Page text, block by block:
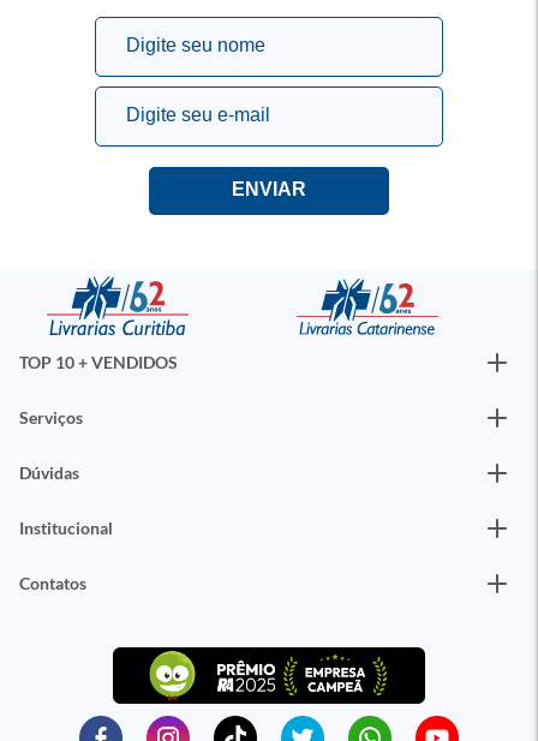
TOP 10 + VENDIDOS
Serviços
Dúvidas
Institucional
Contatos